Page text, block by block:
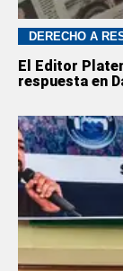
DERECHO A
El Editor
respuesta en